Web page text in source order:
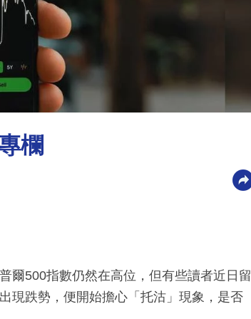
欄
爾500指數仍然在高位，但有些讀者近日留
現跌勢，便開始擔心「托沽」現象，是否